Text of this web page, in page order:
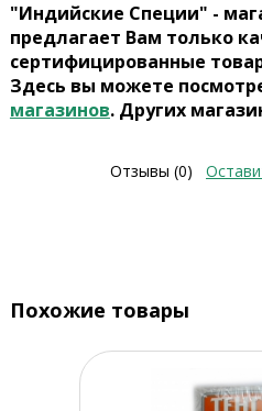
"Индийские Специи" -
предлагает Вам только
сертифицированные
Здесь вы можете
магазинов. Других
Отзывы (0)
Похожие товары